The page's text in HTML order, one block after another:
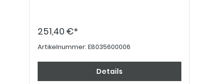
251,40 €*
Artikelnummer: E8035600006
Details